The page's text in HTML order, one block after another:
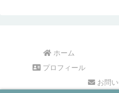
ホーム
プロフィール
お問